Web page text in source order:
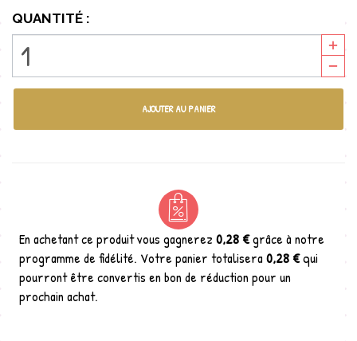
QUANTITÉ :
AJOUTER AU PANIER
En achetant ce produit vous gagnerez 0,28 €grâce à notre
programme de fidélité. Votre panier totalisera 0,28 €qui
pourront être convertis en bon de réduction pour un
prochain achat.